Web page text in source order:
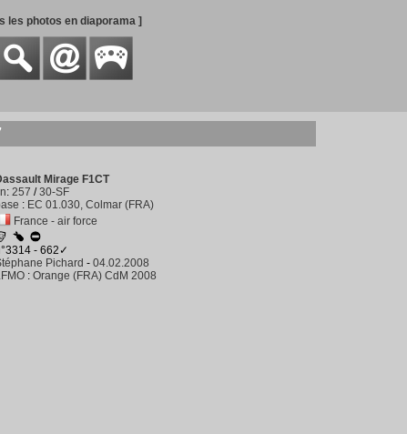
les photos en diaporama ]
Mirage F1CT
: 257 /30-SF
: EC 01.030, Colmar (FRA)
France - air force
- 662✓
Pichard - 04.02.2008
: Orange (FRA) CdM 2008